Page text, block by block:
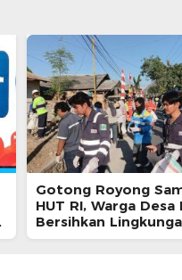
Gotong Royong
HUT RI, Warga Desa
Bersihkan
Berbasis Posyandu